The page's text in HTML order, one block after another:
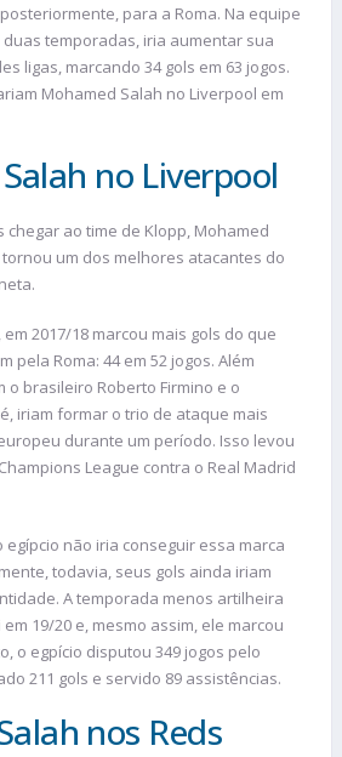
para a Roma. Na equipe
temporadas, iria aumentar sua
ligas, marcando 34 gols em 63 jogos.
Mohamed Salah no Liverpool em
no Liverpool
chegar ao time de Klopp, Mohamed
um dos melhores atacantes do
2017/18 marcou mais gols do que
pela Roma: 44 em 52 jogos. Além
o brasileiro Roberto Firmino e o
iriam formar o trio de ataque mais
durante um período. Isso levou
League contra o Real Madrid
egípcio não iria conseguir essa marca
todavia, seus gols ainda iriam
A temporada menos artilheira
19/20 e, mesmo assim, ele marcou
o egpício disputou 349 jogos pelo
211 gols e servido 89 assistências.
nos Reds